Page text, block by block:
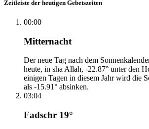
Zeitleiste der heutigen Gebetszeiten
00:00
Mitternacht
Der neue Tag nach dem
heute, in sha Allah, -22.87° unter den
einigen Tagen in diesem Jahr wird die
als -15.91° absinken.
03:04
Fadschr 19°